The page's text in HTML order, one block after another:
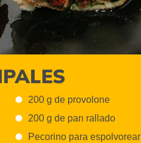
200 g de provolone
200 g de pan rallado
Pecorino para espolvorear